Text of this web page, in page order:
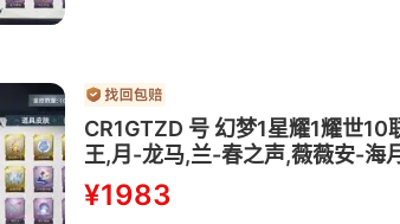
CR1GTZD 号 幻梦1星耀1耀世
王,月-龙马,兰-春之声,薇薇安-海
安-雪莉杨,爱丽丝-梨花诗
¥1983